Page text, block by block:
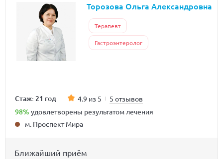
Торозова Ольга Александровна
Терапевт
Гастроэнтеролог
Стаж: 21 год 4.9 из 5 5 отзывов
98% удовлетворены результатом лечения
м. Проспект Мира
Ближайший приём